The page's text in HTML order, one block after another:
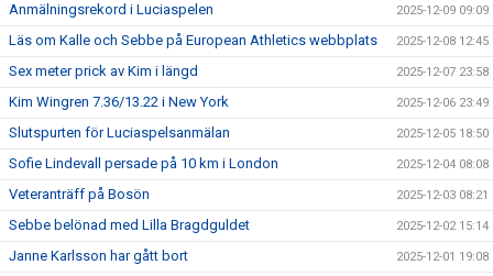
Anmälningsrekord i Luciaspelen 2025-12-09 09:09
Läs om Kalle och Sebbe på European Athletics webbplats 2025-12-08 12:45
Sex meter prick av Kim i längd 2025-12-07 23:58
Kim Wingren 7.36/13.22 i New York 2025-12-06 23:49
Slutspurten för Luciaspelsanmälan 2025-12-05 18:50
Sofie Lindevall persade på 10 km i London 2025-12-04 08:08
Veteranträff på Bosön 2025-12-03 08:21
Sebbe belönad med Lilla Bragdguldet 2025-12-02 15:14
Janne Karlsson har gått bort 2025-12-01 19:08